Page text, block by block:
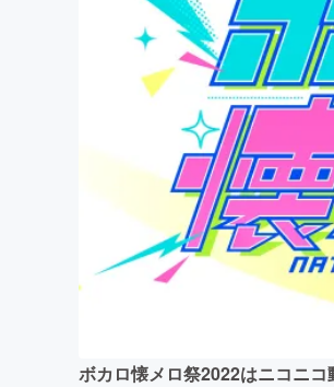
映像・映画
ビジネス・起業
まちづくり・地
ボカロ懐メロ祭2022はニコニ